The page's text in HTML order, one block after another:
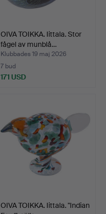
OIVA TOIKKA. Iittala. Stor
fågel av munblå…
Klubbades 19 maj 2026
7 bud
171 USD
OIVA TOIKKA. Iittala. "Indian